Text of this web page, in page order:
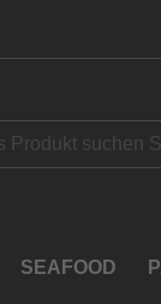
SEAFOOD